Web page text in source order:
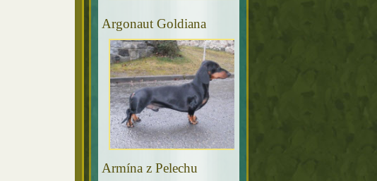
Argonaut Goldiana
Armína z Pelechu